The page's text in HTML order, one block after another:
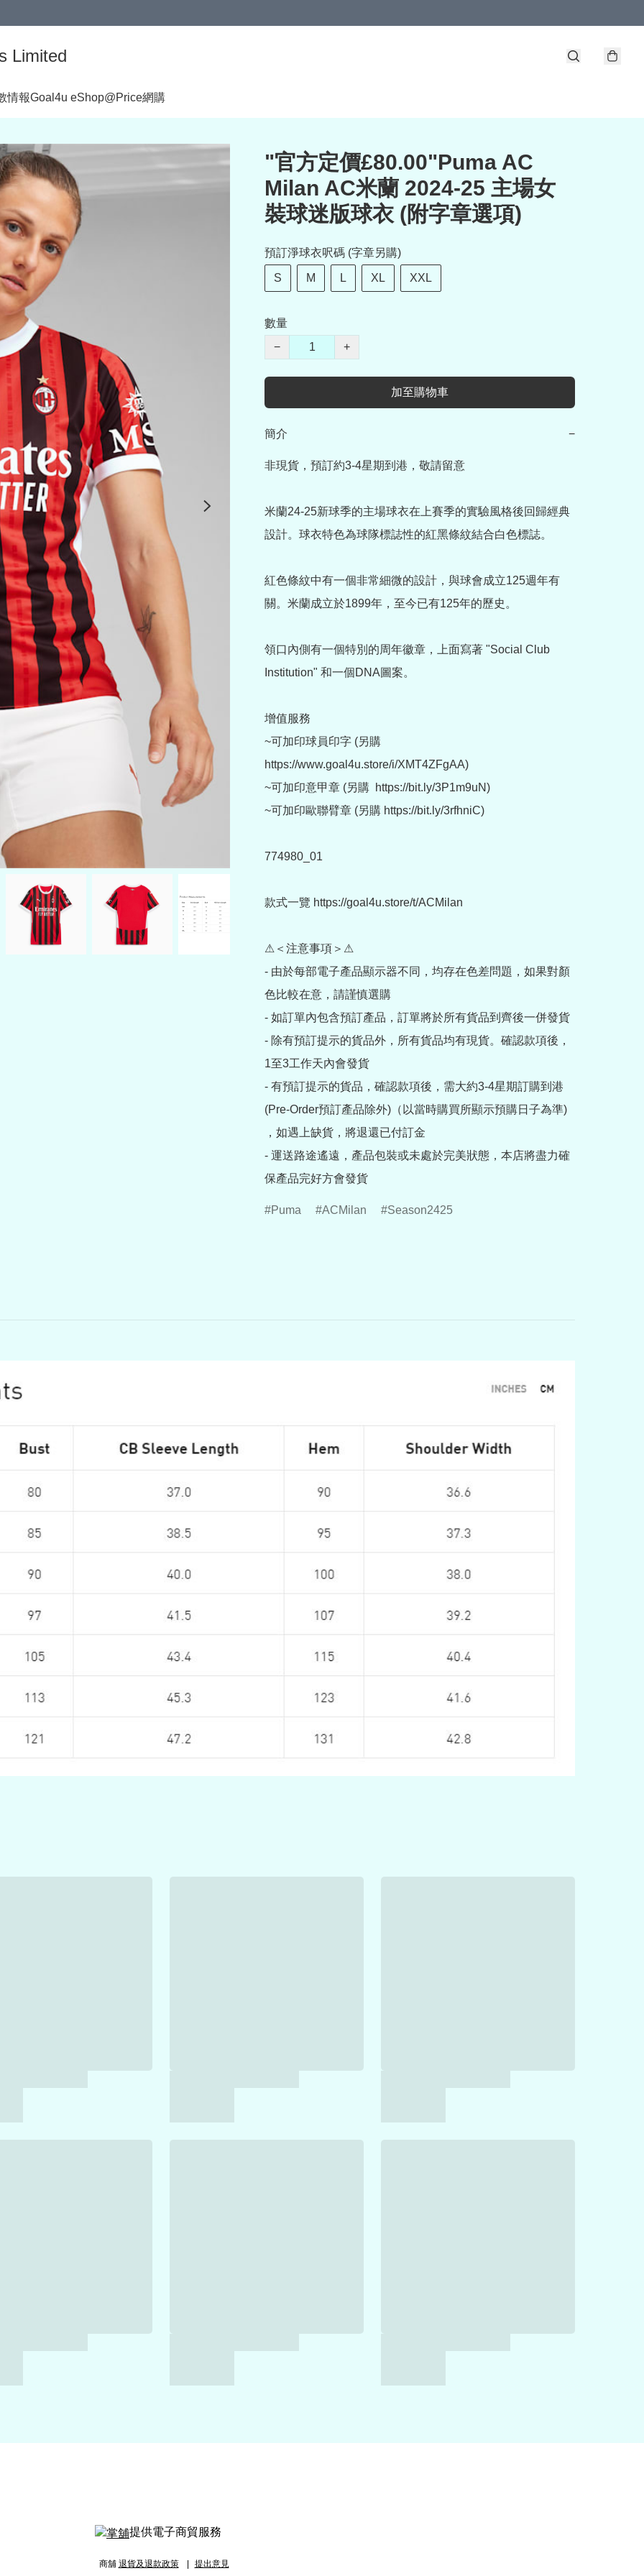
Limited
情報Goal4u eShop@Price網購
"官方定價£80.00"Puma AC
Milan AC米蘭 2024-25 主場女
裝球迷版球衣 (附字章選項)
預訂淨球衣呎碼 (字章另購)
S M L XL XXL
數量
−
+
加至購物車
簡介 −
非現貨，預訂約3-4星期到港，敬請留意
米蘭24-25新球季的主場球衣在上賽季的實驗風格後回歸經典
設計。球衣特色為球隊標誌性的紅黑條紋結合白色標誌。
紅色條紋中有一個非常細微的設計，與球會成立125週年有
關。米蘭成立於1899年，至今已有125年的歷史。
領口內側有一個特別的周年徽章，上面寫著 "Social Club
Institution" 和一個DNA圖案。
增值服務
~可加印球員印字 (另購
https://www.goal4u.store/i/XMT4ZFgAA)
~可加印意甲章 (另購  https://bit.ly/3P1m9uN)
~可加印歐聯臂章 (另購 https://bit.ly/3rfhniC)
774980_01
款式一覽 https://goal4u.store/t/ACMilan
⚠＜注意事項＞⚠
- 由於每部電子產品顯示器不同，均存在色差問題，如果對顏
色比較在意，請謹慎選購
- 如訂單內包含預訂產品，訂單將於所有貨品到齊後一併發貨
- 除有預訂提示的貨品外，所有貨品均有現貨。確認款項後，
1至3工作天內會發貨
- 有預訂提示的貨品，確認款項後，需大約3-4星期訂購到港
(Pre-Order預訂產品除外)（以當時購買所顯示預購日子為準)
，如遇上缺貨，將退還已付訂金
- 運送路途遙遠，產品包裝或未處於完美狀態，本店將盡力確
保產品完好方會發貨
Puma ACMilan Season2425
提供電子商貿服務
商舖 退貨及退款政策 提出意見